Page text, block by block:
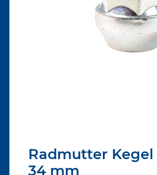
Radmutter Kegel
34 mm